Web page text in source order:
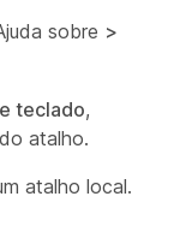
sobre >
teclado,
atalho.
atalho local.